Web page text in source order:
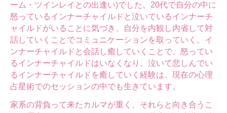
ーム・ツインレイとの出逢い)でした。20代で自分の中に
怒っているインナーチャイルドと泣いているインナーチ
ャイルドがいることに気づき、自分を内観し内省して対
話していくことでコミュニケーションを取っていく。イ
ンナーチャイルドと会話し癒していくことで、怒ってい
るインナーチャイルドはいなくなり、泣いて悲しんでい
るインナーチャイルドを癒していく経験は、現在の心理
占星術でのセッションの中でも生きています。
家系の背負って来たカルマが重く、それらと向き合うこ